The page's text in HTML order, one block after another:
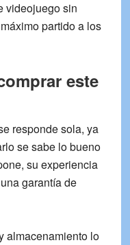
videojuego sin
partido a los
este
responde sola, ya
se sabe lo bueno
su experiencia
garantía de
almacenamiento lo